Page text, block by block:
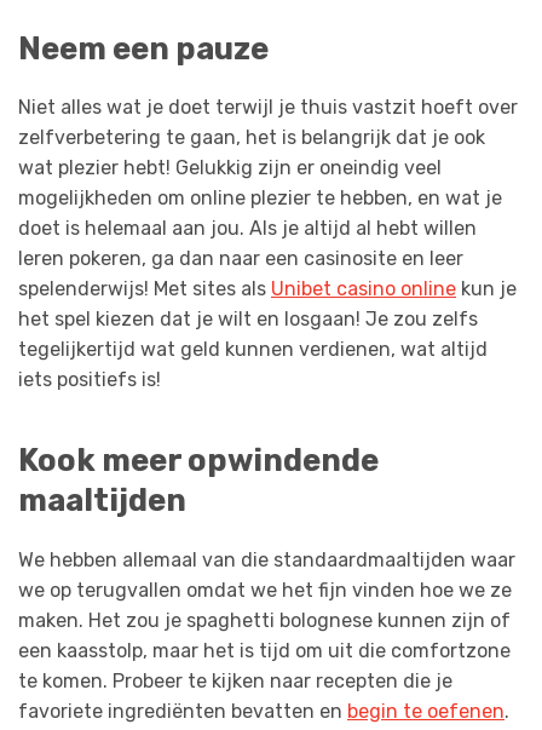
Neem een pauze
Niet alles wat je doet terwijl je thuis vastzit hoeft over
zelfverbetering te gaan, het is belangrijk dat je ook
wat plezier hebt! Gelukkig zijn er oneindig veel
mogelijkheden om online plezier te hebben, en wat je
doet is helemaal aan jou. Als je altijd al hebt willen
leren pokeren, ga dan naar een casinosite en leer
spelenderwijs! Met sites als Unibet casino online kun je
het spel kiezen dat je wilt en losgaan! Je zou zelfs
tegelijkertijd wat geld kunnen verdienen, wat altijd
iets positiefs is!
Kook meer opwindende
maaltijden
We hebben allemaal van die standaardmaaltijden waar
we op terugvallen omdat we het fijn vinden hoe we ze
maken. Het zou je spaghetti bolognese kunnen zijn of
een kaasstolp, maar het is tijd om uit die comfortzone
te komen. Probeer te kijken naar recepten die je
favoriete ingrediënten bevatten en begin te oefenen.